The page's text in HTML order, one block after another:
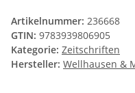
Artikelnummer: 236668
GTIN: 9783939806905
Kategorie: Zeitschriften
Hersteller: Wellhausen &